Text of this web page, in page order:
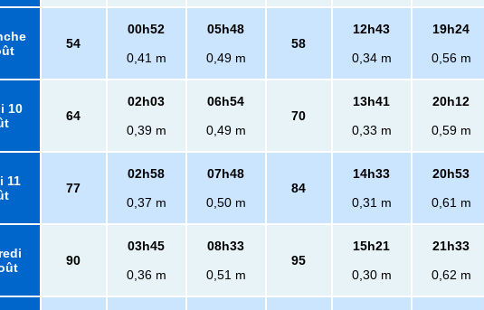
54
00h52
0,41 m
05h48
0,49 m
58
12h43
0,34 m
19h24
0,56 m
10
64
02h03
0,39 m
06h54
0,49 m
70
13h41
0,33 m
20h12
0,59 m
11
77
02h58
0,37 m
07h48
0,50 m
84
14h33
0,31 m
20h53
0,61 m
90
03h45
0,36 m
08h33
0,51 m
95
15h21
0,30 m
21h33
0,62 m